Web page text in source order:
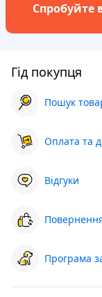
Спробуйте
Гід покупця
Пошук
Оплата та
Відгуки
Програма